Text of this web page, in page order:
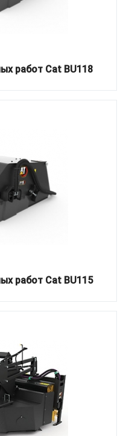
работ Cat BU118
работ Cat BU115